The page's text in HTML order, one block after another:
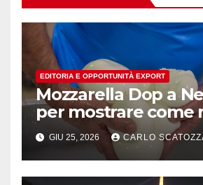
EDITORIA E OPPORTUNITÀ EXPORT
Mozzarella Dop a
per mostrare come
l’oro bianco del sud
GIU 25, 2026 CARLO